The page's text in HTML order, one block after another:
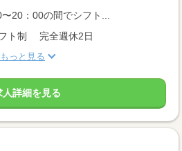
20：00の間でシフト...
ト制 完全週休2日
もっと見る
人詳細を見る